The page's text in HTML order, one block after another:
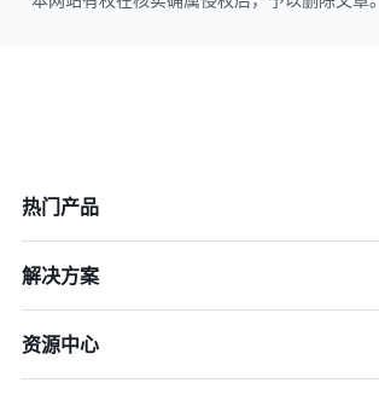
热门产品
解决方案
资源中心